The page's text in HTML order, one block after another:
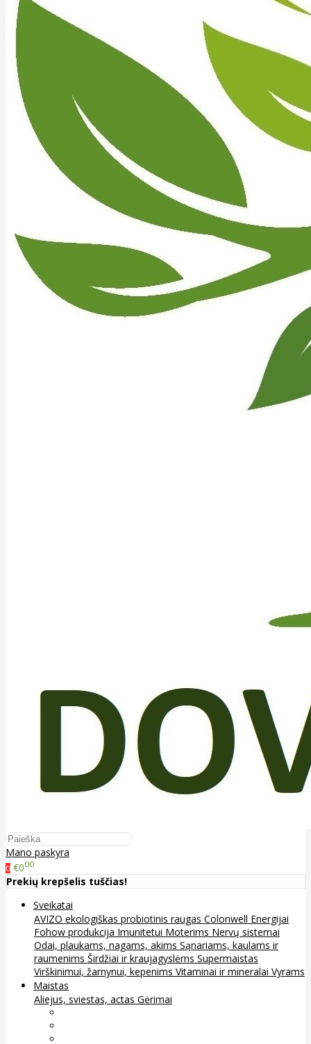
Mano paskyra
0 €000
Prekių krepšelis tuščias!
Sveikatai
AVIZO ekologiškas probiotinis raugas Colonwell Energijai
Fohow produkcija Imunitetui Moterims Nervų sistemai
Odai, plaukams, nagams, akims Sąnariams, kaulams ir
raumenims Širdžiai ir kraujagyslėms Supermaistas
Virškinimui, žarnynui, kepenims Vitaminai ir mineralai Vyrams
Maistas
Aliejus, sviestas, actas Gėrimai